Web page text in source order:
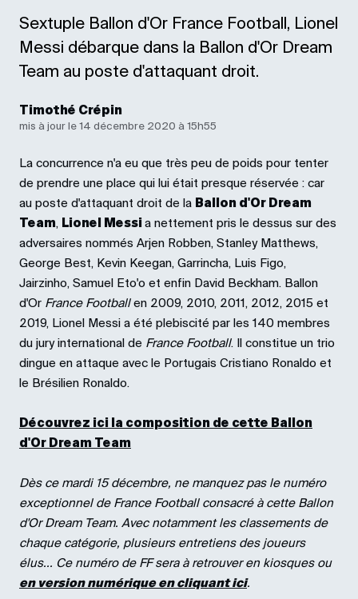
Sextuple Ballon d'Or France Football, Lionel
Messi débarque dans la Ballon d'Or Dream
Team au poste d'attaquant droit.
Timothé Crépin
mis à jour le 14 décembre 2020 à 15h55
La concurrence n'a eu que très peu de poids pour tenter
de prendre une place qui lui était presque réservée : car
au poste d'attaquant droit de la Ballon d'Or Dream
Team, Lionel Messi a nettement pris le dessus sur des
adversaires nommés Arjen Robben, Stanley Matthews,
George Best, Kevin Keegan, Garrincha, Luis Figo,
Jairzinho, Samuel Eto'o et enfin David Beckham. Ballon
d'Or France Footballen 2009, 2010, 2011, 2012, 2015 et
2019, Lionel Messi a été plebiscité par les 140 membres
du jury international de France Football. Il constitue un trio
dingue en attaque avec le Portugais Cristiano Ronaldo et
le Brésilien Ronaldo.
Découvrez ici la composition de cette Ballon
d'Or Dream Team
Dès ce mardi 15 décembre, ne manquez pas le numéro
exceptionnel de France Football consacré à cette Ballon
d'Or Dream Team. Avec notamment les classements de
chaque catégorie, plusieurs entretiens des joueurs
élus... Ce numéro de FF sera à retrouver en kiosques ou
en version numérique en cliquant ici.